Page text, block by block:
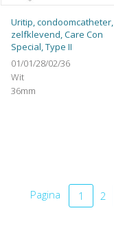
Uritip, condoomcatheter,
zelfklevend, Care Con
Special, Type II
01/01/28/02/36
Wit
36mm
Pagina 1 2